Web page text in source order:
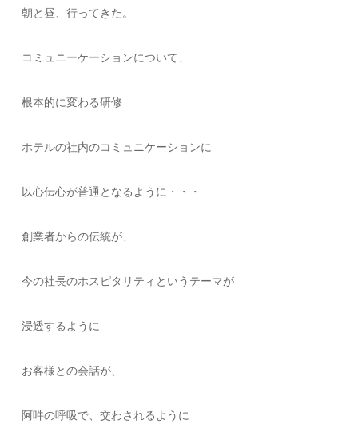
朝と昼、行ってきた。
コミュニーケーションについて、
根本的に変わる研修
ホテルの社内のコミュニケーションに
以心伝心が普通となるように・・・
創業者からの伝統が、
今の社長のホスピタリティというテーマが
浸透するように
お客様との会話が、
阿吽の呼吸で、交わされるように